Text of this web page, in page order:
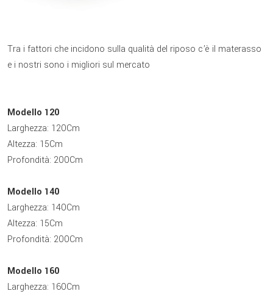
Tra i fattori che incidono sulla qualità del riposo c’è il materasso
e i nostri sono i migliori sul mercato
Modello 120
Larghezza: 120Cm
Altezza: 15Cm
Profondità: 200Cm
Modello 140
Larghezza: 140Cm
Altezza: 15Cm
Profondità: 200Cm
Modello 160
Larghezza: 160Cm